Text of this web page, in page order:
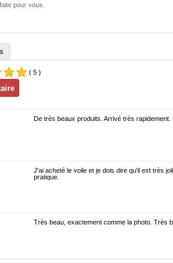
pour vous.
( 5 )
De très beaux produits. Arrivé très
J'ai acheté le voile et je dois dire qu'il est très
pratique.
Très beau, exactement comme la photo. Très